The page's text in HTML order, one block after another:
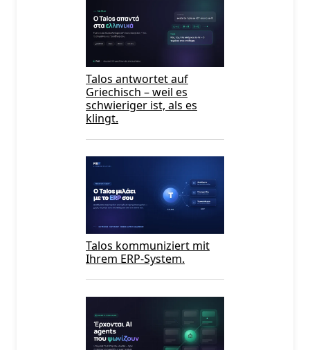
Talos antwortet auf
Griechisch – weil es
schwieriger ist, als es
klingt.
Talos kommuniziert mit
Ihrem ERP-System.